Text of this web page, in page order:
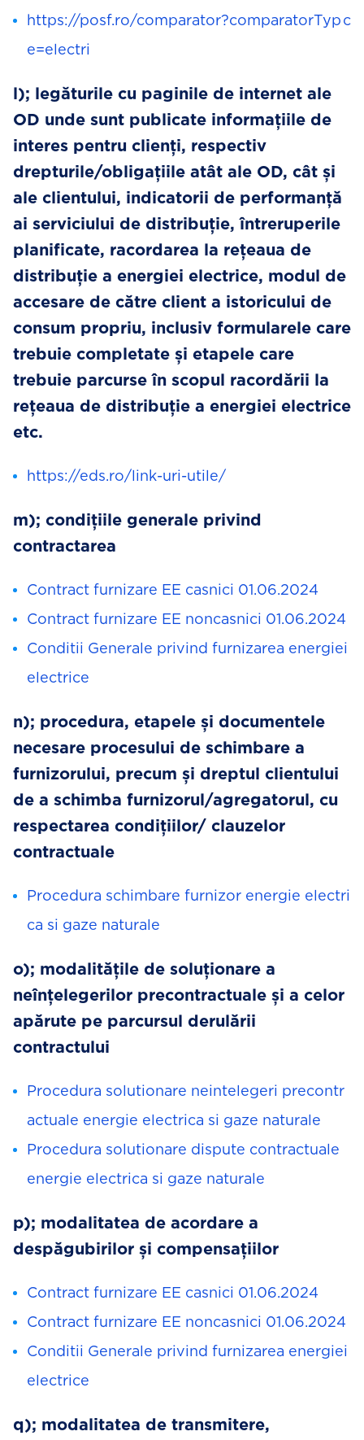
https://posf.ro/comparator?comparatorTyp
e=electri
c
l); legăturile cu paginile de internet ale
OD unde sunt publicate informațiile de
interes pentru clienți, respectiv
drepturile/obligațiile atât ale OD, cât și
ale clientului, indicatorii de performanță
ai serviciului de distribuție, întreruperile
planificate, racordarea la rețeaua de
distribuție a energiei electrice, modul de
accesare de către client a istoricului de
consum propriu, inclusiv formularele care
trebuie completate și etapele care
trebuie parcurse în scopul racordării la
rețeaua de distribuție a energiei electrice
etc.
https://eds.ro/link-uri-utile/
m); condițiile generale privind
contractarea
Contract furnizare EE casnici 01.06.2024
Contract furnizare EE noncasnici 01.06.2024
Conditii Generale privind furnizarea energiei
electrice
n); procedura, etapele și documentele
necesare procesului de schimbare a
furnizorului, precum și dreptul clientului
de a schimba furnizorul/agregatorul, cu
respectarea condițiilor/ clauzelor
contractuale
Procedura schimbare furnizor energie electri
ca si gaze naturale
o); modalitățile de soluționare a
neînțelegerilor precontractuale și a celor
apărute pe parcursul derulării
contractului
Procedura solutionare neintelegeri precontr
actuale energie electrica si gaze naturale
Procedura solutionare dispute contractuale
energie electrica si gaze naturale
p); modalitatea de acordare a
despăgubirilor și compensațiilor
Contract furnizare EE casnici 01.06.2024
Contract furnizare EE noncasnici 01.06.2024
Conditii Generale privind furnizarea energiei
electrice
q); modalitatea de transmitere,